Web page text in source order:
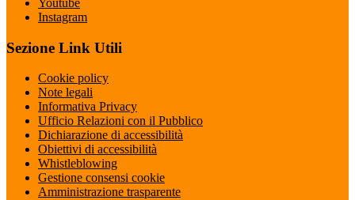
Youtube
Instagram
Sezione Link Utili
Cookie policy
Note legali
Informativa Privacy
Ufficio Relazioni con il Pubblico
Dichiarazione di accessibilità
Obiettivi di accessibilità
Whistleblowing
Gestione consensi cookie
Amministrazione trasparente